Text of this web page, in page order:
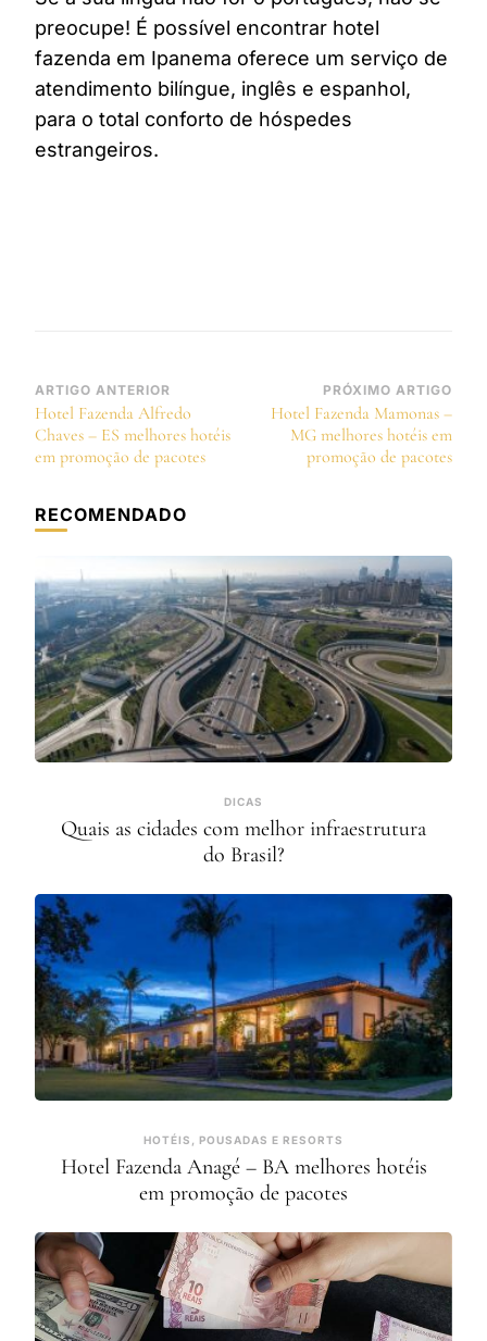
preocupe! É possível encontrar hotel
fazenda em Ipanema oferece um serviço de
atendimento bilíngue, inglês e espanhol,
para o total conforto de hóspedes
estrangeiros.
Navegação
de
post
ARTIGO ANTERIOR
Hotel Fazenda Alfredo
Chaves – ES melhores hotéis
em promoção de pacotes
PRÓXIMO ARTIGO
Hotel Fazenda Mamonas –
MG melhores hotéis em
promoção de pacotes
RECOMENDADO
DICAS
Quais as cidades com melhor infraestrutura
do Brasil?
HOTÉIS, POUSADAS E RESORTS
Hotel Fazenda Anagé – BA melhores hotéis
em promoção de pacotes